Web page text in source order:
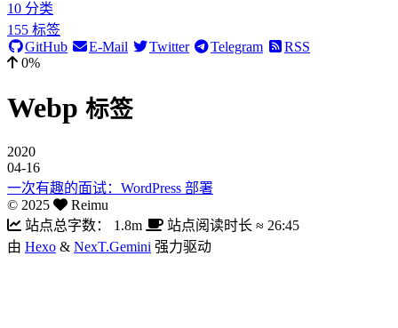
10 分类
155 标签
GitHub
E-Mail Twitter Telegram
RSS
0%
Webp 标签
2020
04-16
一次有趣的面试：WordPress 部署
© 2025
Reimu
站点总字数：
1.8m 站点阅读时长 ≈ 26:45
由 Hexo & NexT.Gemini 强力驱动